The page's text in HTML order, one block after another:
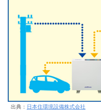
出典： 日本住環境設備株式会社